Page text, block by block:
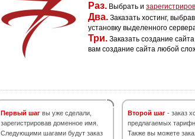
Раз. Выбрать и
Два. Заказать хостинг,
установку выделенного
Три. Заказать создание
вам создание сайта любой
Первый шаг вы уже сделали,
зарегистрировав доменное имя.
Следующими шагами будут заказ
Второй шаг - заказ
предлагаемых
Также вы можете